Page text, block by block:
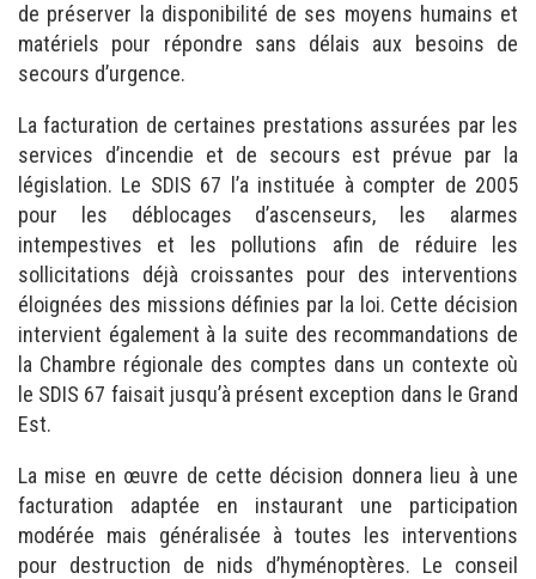
de préserver la disponibilité de ses moyens humains et
matériels pour répondre sans délais aux besoins de
secours d’urgence.
La facturation de certaines prestations assurées par les
services d’incendie et de secours est prévue par la
législation. Le SDIS 67 l’a instituée à compter de 2005
pour les déblocages d’ascenseurs, les alarmes
intempestives et les pollutions afin de réduire les
sollicitations déjà croissantes pour des interventions
éloignées des missions définies par la loi. Cette décision
intervient également à la suite des recommandations de
la Chambre régionale des comptes dans un contexte où
le SDIS 67 faisait jusqu’à présent exception dans le Grand
Est.
La mise en œuvre de cette décision donnera lieu à une
facturation adaptée en instaurant une participation
modérée mais généralisée à toutes les interventions
pour destruction de nids d’hyménoptères. Le conseil